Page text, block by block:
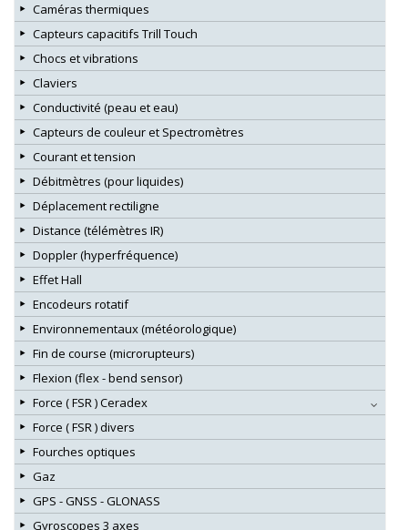
Caméras thermiques
Capteurs capacitifs Trill Touch
Chocs et vibrations
Claviers
Conductivité (peau et eau)
Capteurs de couleur et Spectromètres
Courant et tension
Débitmètres (pour liquides)
Déplacement rectiligne
Distance (télémètres IR)
Doppler (hyperfréquence)
Effet Hall
Encodeurs rotatif
Environnementaux (météorologique)
Fin de course (microrupteurs)
Flexion (flex - bend sensor)
Force ( FSR ) Ceradex
Force ( FSR ) divers
Fourches optiques
Gaz
GPS - GNSS - GLONASS
Gyroscopes 3 axes